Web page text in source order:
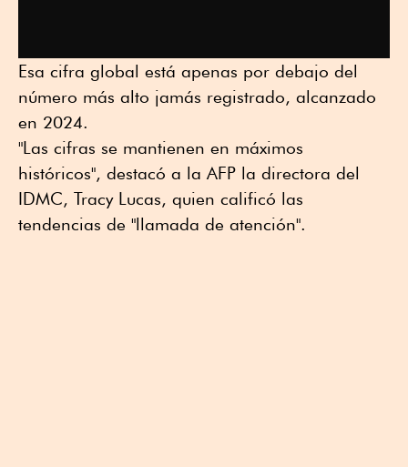
Esa cifra global está apenas por debajo del
número más alto jamás registrado, alcanzado
en 2024.
"Las cifras se mantienen en máximos
históricos", destacó a la AFP la directora del
IDMC, Tracy Lucas, quien calificó las
tendencias de "llamada de atención".